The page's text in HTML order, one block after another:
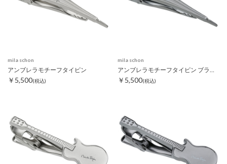
mila schon
アンブレラモチーフタイピン
￥5,500(税込)
mila schon
￥5,500(税込)